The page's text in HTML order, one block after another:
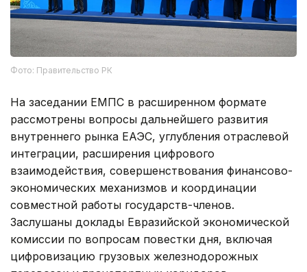
Фото: Правительство РК
На заседании ЕМПС в расширенном формате
рассмотрены вопросы дальнейшего развития
внутреннего рынка ЕАЭС, углубления отраслевой
интеграции, расширения цифрового
взаимодействия, совершенствования финансово-
экономических механизмов и координации
совместной работы государств-членов.
Заслушаны доклады Евразийской экономической
комиссии по вопросам повестки дня, включая
цифровизацию грузовых железнодорожных